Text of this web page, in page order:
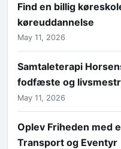
Find en billig
køreuddannelse
May 11, 2026
Samtaleterapi
fodfæste og
May 11, 2026
Oplev Friheden med
Transport og Eventyr